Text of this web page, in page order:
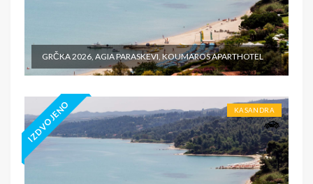
GRČKA 2026, AGIA PARASKEVI, KOUMAROS APARTHOTEL
IZDVOJENO KASANDRA